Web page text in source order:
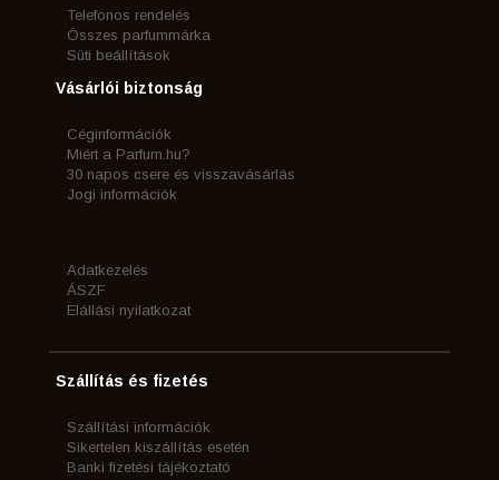
Telefonos rendelés
Összes parfummárka
Süti beállítások
Vásárlói biztonság
Céginformációk
Miért a Parfum.hu?
30 napos csere és visszavásárlás
Jogi információk
Adatkezelés
ÁSZF
Elállási nyilatkozat
Szállítás és fizetés
Szállítási információk
Sikertelen kiszállítás esetén
Banki fizetési tájékoztató